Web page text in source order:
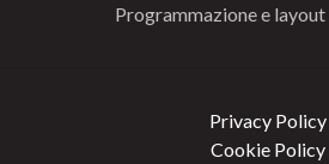
Programmazione e layout
Privacy Policy
Cookie Policy